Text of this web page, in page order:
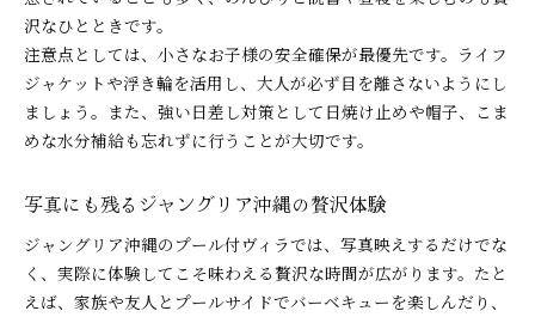
沢なひとときです。
注意点としては、小さなお子様の安全確保が最優先です。ライフ
ジャケットや浮き輪を活用し、大人が必ず目を離さないようにし
ましょう。また、強い日差し対策として日焼け止めや帽子、こま
めな水分補給も忘れずに行うことが大切です。
写真にも残るジャングリア沖縄の贅沢体験
ジャングリア沖縄のプール付ヴィラでは、写真映えするだけでな
く、実際に体験してこそ味わえる贅沢な時間が広がります。たと
えば、家族や友人とプールサイドでバーベキューを楽しんだり、